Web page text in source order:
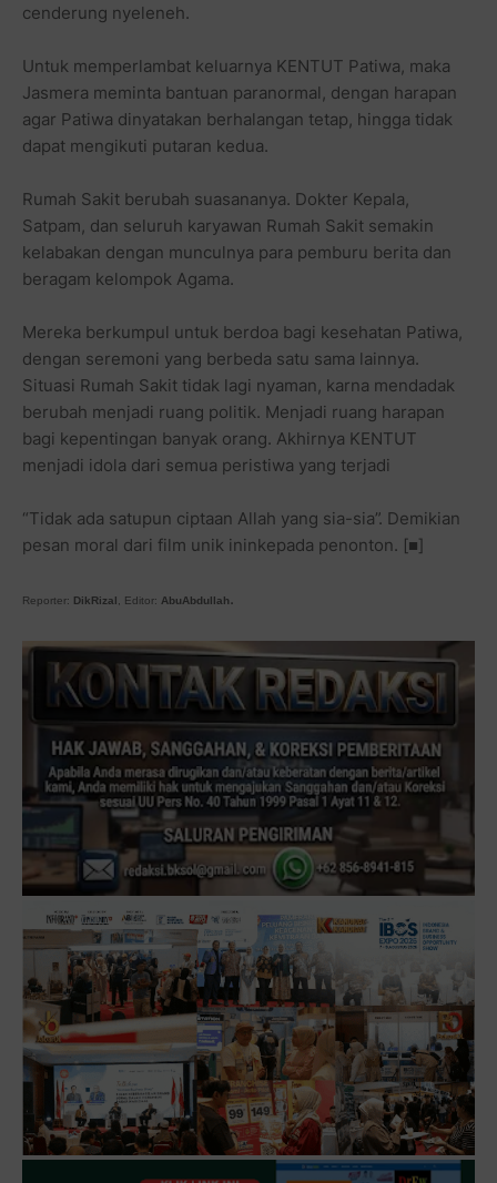
cenderung nyeleneh.
Untuk memperlambat keluarnya KENTUT Patiwa, maka
Jasmera meminta bantuan paranormal, dengan harapan
agar Patiwa dinyatakan berhalangan tetap, hingga tidak
dapat mengikuti putaran kedua.
Rumah Sakit berubah suasananya. Dokter Kepala,
Satpam, dan seluruh karyawan Rumah Sakit semakin
kelabakan dengan munculnya para pemburu berita dan
beragam kelompok Agama.
Mereka berkumpul untuk berdoa bagi kesehatan Patiwa,
dengan seremoni yang berbeda satu sama lainnya.
Situasi Rumah Sakit tidak lagi nyaman, karna mendadak
berubah menjadi ruang politik. Menjadi ruang harapan
bagi kepentingan banyak orang. Akhirnya KENTUT
menjadi idola dari semua peristiwa yang terjadi
“Tidak ada satupun ciptaan Allah yang sia-sia”. Demikian
pesan moral dari film unik ininkepada penonton. [■]
Reporter: DikRizal , Editor: AbuAbdullah.